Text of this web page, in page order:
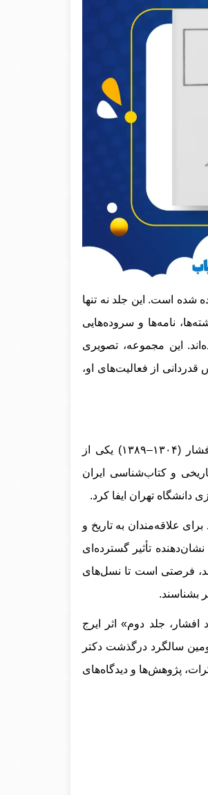
شده است. این جلد نه تنها
نامه‌ها و سروده‌هایی
این مجموعه، تصویری
از فعالیت‌های او،
ایرج افشار (۱۳۰۴–۱۳۸۹) یکی از
و کتاب‌شناسی ایران
تهران ایفا کرد.
علاقه‌مندان به تاریخ و
تأثیر گسترده‌ای
فرصتی است تا نسل‌های
بشناسند.
افشار، جلد دوم» اثر ایرج
سالگرد درگذشت دکتر
پژوهش‌ها و دیدگاه‌های